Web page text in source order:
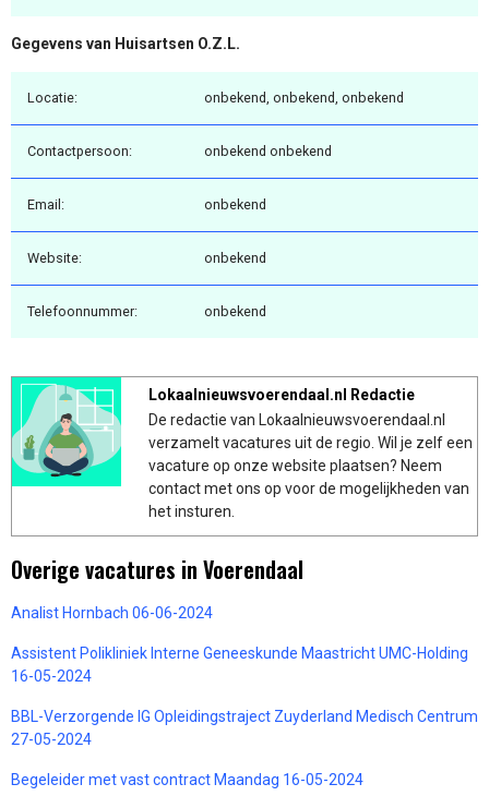
Gegevens van Huisartsen O.Z.L.
Locatie: onbekend, onbekend, onbekend
Contactpersoon: onbekend onbekend
Email: onbekend
Website: onbekend
Telefoonnummer: onbekend
Lokaalnieuwsvoerendaal.nl Redactie
De redactie van Lokaalnieuwsvoerendaal.nl
verzamelt vacatures uit de regio. Wil je zelf een
vacature op onze website plaatsen? Neem
contact met ons op voor de mogelijkheden van
het insturen.
Overige vacatures in Voerendaal
Analist Hornbach 06-06-2024
Assistent Polikliniek Interne Geneeskunde Maastricht UMC-Holding
16-05-2024
BBL-Verzorgende IG Opleidingstraject Zuyderland Medisch Centrum
27-05-2024
Begeleider met vast contract Maandag 16-05-2024